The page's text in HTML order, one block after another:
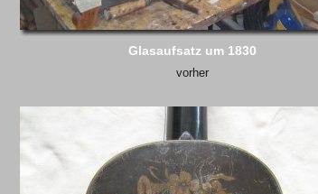
Glasaufsatz um 1830
vorher